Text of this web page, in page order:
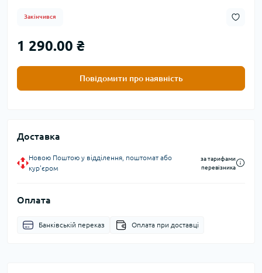
Закінчився
1 290.00 ₴
Повідомити про наявність
Доставка
Новою Поштою у відділення, поштомат або
кур'єром
за тарифами
перевізника
Оплата
Банківській переказ Оплата при доставці